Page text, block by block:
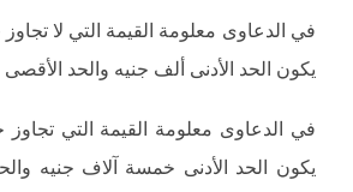
في الدعاوى معلومة القيمة التي لا
يكون الحد الأدنى ألف جنيه والحد
في الدعاوى معلومة القيمة التي
يكون الحد الأدنى خمسة آلاف جنيه